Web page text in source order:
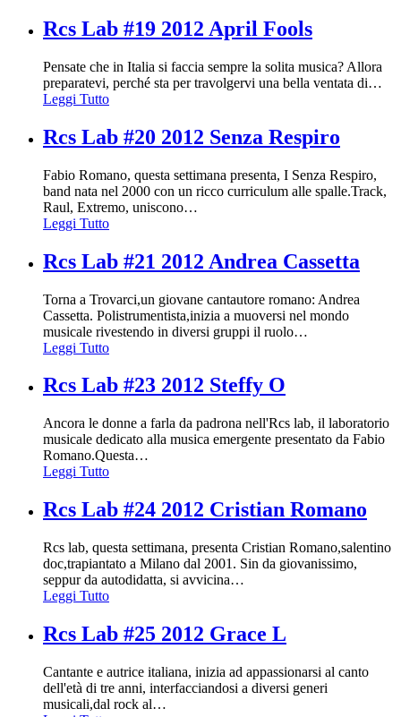
Rcs Lab #19 2012 April Fools
Pensate che in Italia si faccia sempre la solita musica? Allora
preparatevi, perché sta per travolgervi una bella ventata di…
Leggi Tutto
Rcs Lab #20 2012 Senza Respiro
Fabio Romano, questa settimana presenta, I Senza Respiro,
band nata nel 2000 con un ricco curriculum alle spalle.Track,
Raul, Extremo, uniscono…
Leggi Tutto
Rcs Lab #21 2012 Andrea Cassetta
Torna a Trovarci,un giovane cantautore romano: Andrea
Cassetta. Polistrumentista,inizia a muoversi nel mondo
musicale rivestendo in diversi gruppi il ruolo…
Leggi Tutto
Rcs Lab #23 2012 Steffy O
Ancora le donne a farla da padrona nell'Rcs lab, il laboratorio
musicale dedicato alla musica emergente presentato da Fabio
Romano.Questa…
Leggi Tutto
Rcs Lab #24 2012 Cristian Romano
Rcs lab, questa settimana, presenta Cristian Romano,salentino
doc,trapiantato a Milano dal 2001. Sin da giovanissimo,
seppur da autodidatta, si avvicina…
Leggi Tutto
Rcs Lab #25 2012 Grace L
Cantante e autrice italiana, inizia ad appassionarsi al canto
dell'età di tre anni, interfacciandosi a diversi generi
musicali,dal rock al…